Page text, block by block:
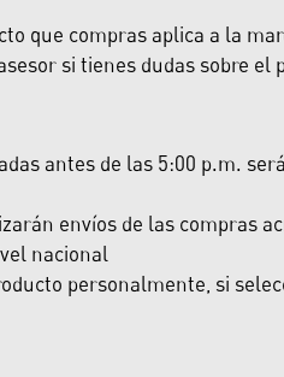
que compras aplica a la
si tienes dudas sobre el
antes de las 5:00 p.m.
envíos de las compras
nacional
personalmente, si